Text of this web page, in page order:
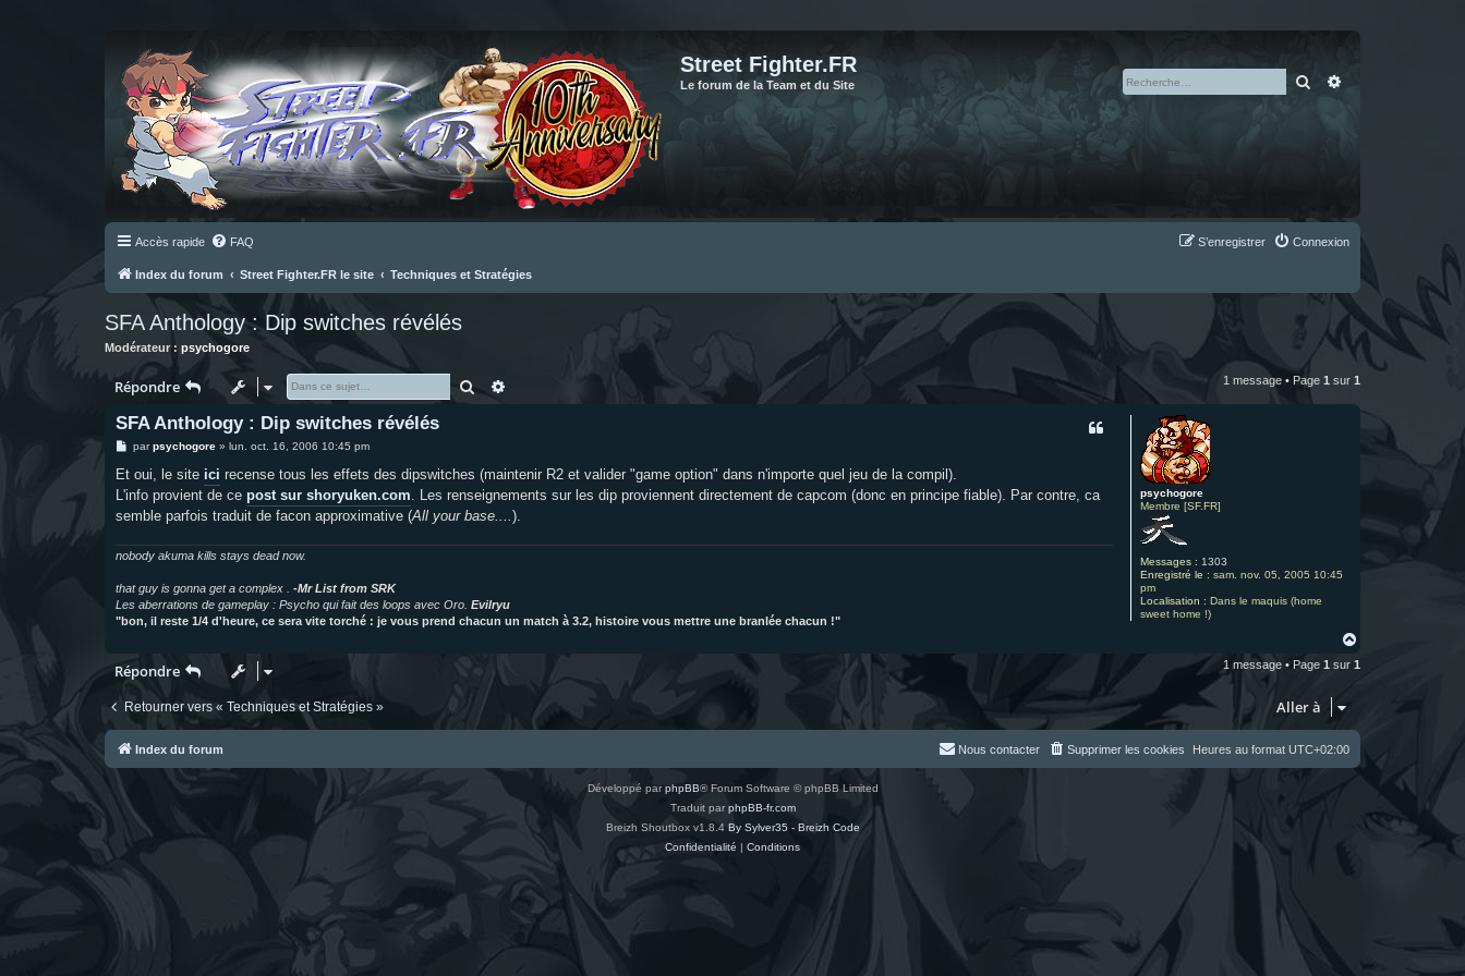
Street Fighter.FR
Le forum de la Team et du Site Rechercher
Accès rapide FAQ Connexion
S’enregistrer
Index du forum Street Fighter.FR le site Techniques et Stratégies
SFA Anthology : Dip switches révélés
Modérateur : psychogore
Répondre Rechercher 1 message • Page 1 sur 1
psychogore
Membre [SF.FR]
Messages : 1303
Enregistré le : sam. nov. 05, 2005 10:45
pm
Localisation : Dans le maquis (home
sweet home !)
SFA Anthology : Dip switches révélés
M
s
a
e
parpsychogore» lun. oct. 16, 2006 10:45 pm
Et oui, le site ici recense tous les effets des dipswitches (maintenir R2 et valider "game option" dans n'importe quel jeu de la compil).
L'info provient de ce post sur shoryuken.com . Les renseignements sur les dip proviennent directement de capcom (donc en principe fiable). Par contre, ca
semble parfois traduit de facon approximative (All your base.... ).
nobody akuma kills stays dead now.
that guy is gonna get a complex . -Mr List from SRK
Les aberrations de gameplay : Psycho qui fait des loops avec Oro. Evilryu
"bon, il reste 1/4 d'heure, ce sera vite torché : je vous prend chacun un match à 3.2, histoire vous mettre une branlée chacun !"
u
Répondre 1 message • Page 1 sur 1
Retourner vers « Techniques et Stratégies » Aller à
Index du forum Heures au format UTC+02:00
Supprimer les cookies
Nous contacter
Développé parphpBB® Forum Software © phpBB Limited
Traduit par phpBB-fr.com
Breizh Shoutbox v1.8.4 By Sylver35 - Breizh Code
Confidentialité | Conditions